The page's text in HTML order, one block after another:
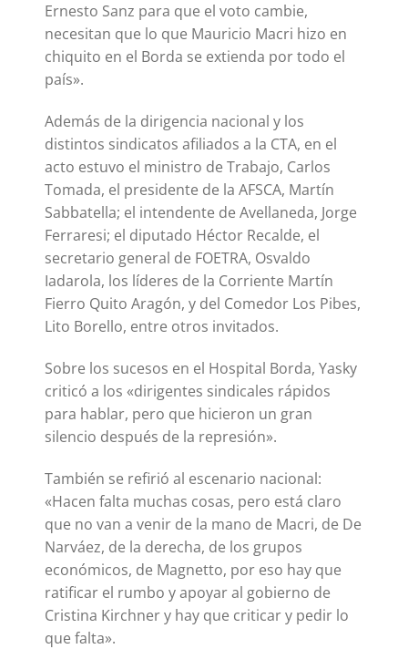
Ernesto Sanz para que el voto cambie,
necesitan que lo que Mauricio Macri hizo en
chiquito en el Borda se extienda por todo el
país».
Además de la dirigencia nacional y los
distintos sindicatos afiliados a la CTA, en el
acto estuvo el ministro de Trabajo, Carlos
Tomada, el presidente de la AFSCA, Martín
Sabbatella; el intendente de Avellaneda, Jorge
Ferraresi; el diputado Héctor Recalde, el
secretario general de FOETRA, Osvaldo
Iadarola, los líderes de la Corriente Martín
Fierro Quito Aragón, y del Comedor Los Pibes,
Lito Borello, entre otros invitados.
Sobre los sucesos en el Hospital Borda, Yasky
criticó a los «dirigentes sindicales rápidos
para hablar, pero que hicieron un gran
silencio después de la represión».
También se refirió al escenario nacional:
«Hacen falta muchas cosas, pero está claro
que no van a venir de la mano de Macri, de De
Narváez, de la derecha, de los grupos
económicos, de Magnetto, por eso hay que
ratificar el rumbo y apoyar al gobierno de
Cristina Kirchner y hay que criticar y pedir lo
que falta».